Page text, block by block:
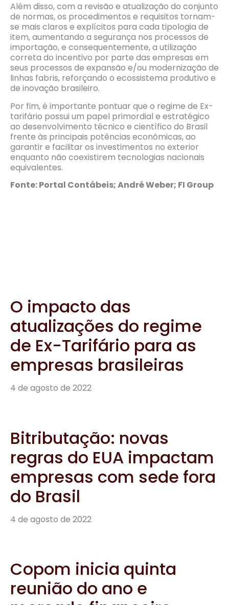
Além disso, com a revisão e atualização do conjunto
de normas, os procedimentos e requisitos tornam-
se mais claros e explícitos para cada tipologia de
item, aumentando a segurança nos processos de
importação, e consequentemente, a utilização
correta do incentivo por parte das empresas em
seus processos de expansão e/ou modernização de
linhas fabris, reforçando o ecossistema produtivo e
de inovação brasileiro.
Por fim, é importante pontuar que o regime de Ex-
tarifário possui um papel primordial e estratégico
ao desenvolvimento técnico e científico do Brasil
frente às principais potências econômicas, ao
garantir e facilitar os investimentos no exterior
enquanto não coexistirem tecnologias nacionais
equivalentes.
Fonte: Portal Contábeis; André Weber; FI Group
4 de agosto de 2022
Bitributação: novas
regras do EUA impactam
4 de agosto de 2022
Copom inicia quinta
reunião do ano e
espera elevação para
13,75%
4 de agosto de 2022